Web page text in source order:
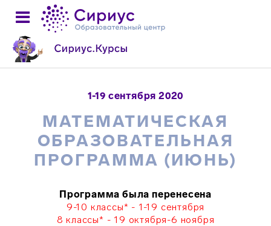
1-19 сентября 2020
МАТЕМАТИЧЕСКАЯ
ОБРАЗОВАТЕЛЬНАЯ
ПРОГРАММА (ИЮНЬ)
Программа была перенесена
9-10 классы* - 1-19 сентября
8 классы* - 19 октября-6 ноября